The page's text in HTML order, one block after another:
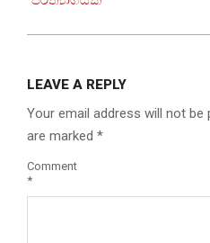
LEAVE A REPLY
Your email address will not be
are marked *
Comment
*